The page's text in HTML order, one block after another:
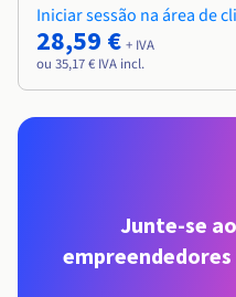
Iniciar sessão na área de
28,59 € + IVA
ou 35,17 € IVA incl.
Junte-se